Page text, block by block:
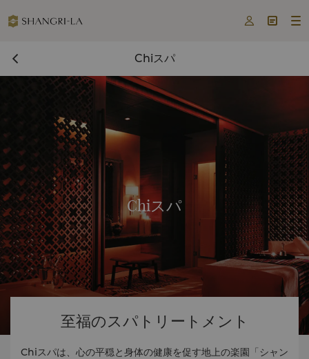
  
Chiスパ
Chiスパ
至福のスパトリートメント
Chiスパは、心の平穏と身体の健康を促す地上の楽園「シャン